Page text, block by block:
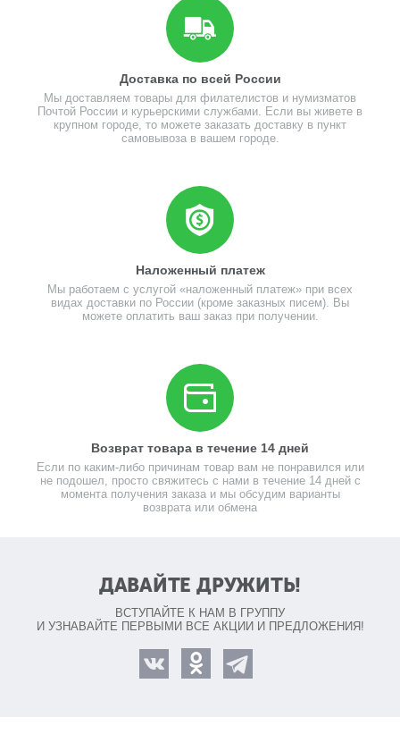
Доставка по всей России
Мы доставляем товары для филателистов и нумизматов
Почтой России и курьерскими службами. Если вы живете в
крупном городе, то можете заказать доставку в пункт
самовывоза в вашем городе.
Наложенный платеж
Мы работаем с услугой «наложенный платеж» при всех
видах доставки по России (кроме заказных писем). Вы
можете оплатить ваш заказ при получении.
Возврат товара в течение 14 дней
Если по каким-либо причинам товар вам не понравился или
не подошел, просто свяжитесь с нами в течение 14 дней с
момента получения заказа и мы обсудим варианты
возврата или обмена
ДАВАЙТЕ ДРУЖИТЬ!
ВСТУПАЙТЕ К НАМ В ГРУППУ
И УЗНАВАЙТЕ ПЕРВЫМИ ВСЕ АКЦИИ И ПРЕДЛОЖЕНИЯ!